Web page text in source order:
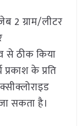
2 ग्राम/लीटर
से ठीक किया
के प्रति
सकता है।